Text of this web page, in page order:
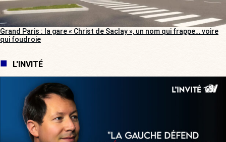
Grand Paris : la gare « Christ de Saclay », un nom qui frappe… voire
qui foudroie
L'INVITÉ